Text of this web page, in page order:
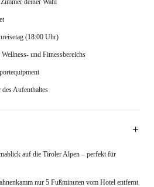
deiner Wahl
(18:00 Uhr)
und Fitnessbereichs
Aufenthaltes
auf die Tiroler Alpen – perfekt für
nur 5 Fußminuten vom Hotel entfernt